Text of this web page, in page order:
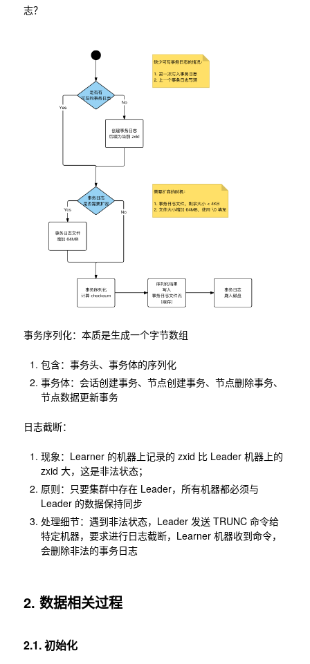
志？
事务序列化：本质是生成一个字节数组
包含：事务头、事务体的序列化
事务体：会话创建事务、节点创建事务、节点删除事务、
节点数据更新事务
日志截断：
现象：Learner 的机器上记录的 zxid 比 Leader 机器上的
zxid 大，这是非法状态；
原则：只要集群中存在 Leader，所有机器都必须与
Leader 的数据保持同步
处理细节：遇到非法状态，Leader 发送 TRUNC 命令给
特定机器，要求进行日志截断，Learner 机器收到命令，
会删除非法的事务日志
2. 数据相关过程
2.1. 初始化